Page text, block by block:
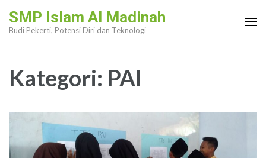
ke
Enter)
SMP Islam Al Madinah
Budi Pekerti, Potensi Diri dan Teknologi
Kategori: PAI